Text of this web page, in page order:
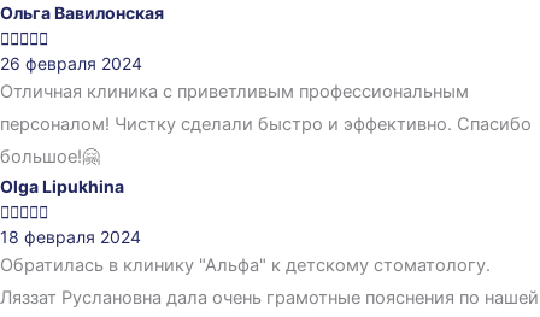
Ольга Вавилонская

26 февраля 2024
Отличная клиника с приветливым профессиональным
персоналом! Чистку сделали быстро и эффективно. Спасибо
большое!🤗
Olga Lipukhina

18 февраля 2024
Обратилась в клинику "Альфа" к детскому стоматологу.
Ляззат Руслановна дала очень грамотные пояснения по нашей